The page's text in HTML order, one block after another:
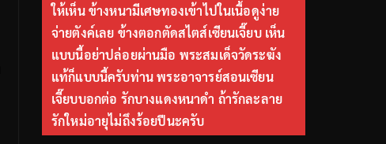
ให้เห็น ข้างหนามีเศษทองเข้าไปในเนื้อดูง่าย
จ่ายตังค์เลย ข้างตอกตัดสไตส์เซียนเจี๊ยบ เห็น
แบบนี้อย่าปล่อยผ่านมือ พระสมเด็จวัดระฆัง
แท้ก็แบบนี้ครับท่าน พระอาจารย์สอนเซียน
เจี๊ยบบอกต่อ รักบางแดงหนาดำ ถ้ารักละลาย
รักใหม่อายุไม่ถึงร้อยปีนะครับ